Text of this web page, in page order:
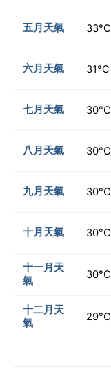
五月天氣 33°C
六月天氣 31°C
七月天氣 30°C
八月天氣 30°C
九月天氣 30°C
十月天氣 30°C
十一月天
氣
30°C
十二月天
氣
29°C